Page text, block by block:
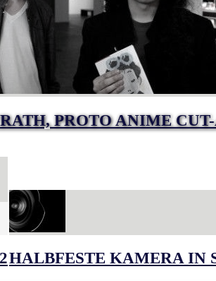
PROTO ANIME
HALBFESTE KAMERA IN